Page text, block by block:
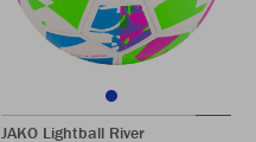
JAKO Lightball River